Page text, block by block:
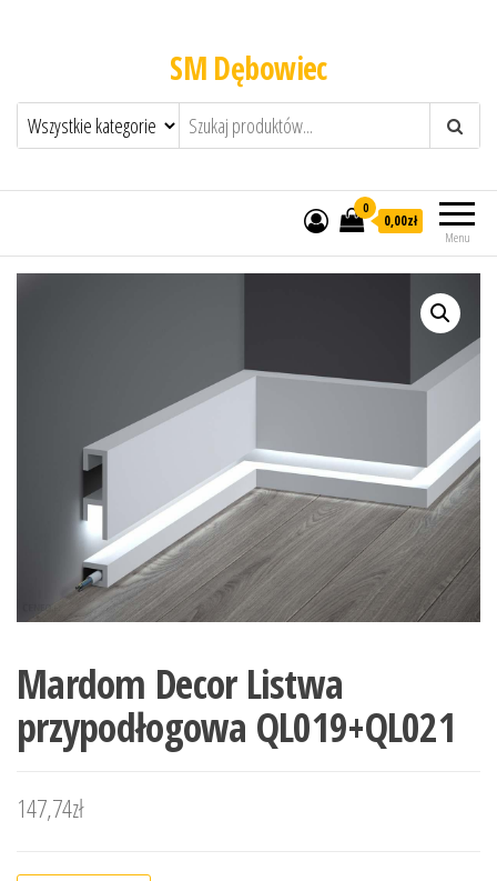
SM Dębowiec
Menu
0
0,00zł
Mardom Decor Listwa
przypodłogowa QL019+QL021
147,74zł